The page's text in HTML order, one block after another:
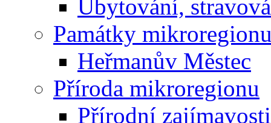
Ubytování,
Památky
Heřmanův Městec
Příroda mikroregionu
Přírodní zajímavosti